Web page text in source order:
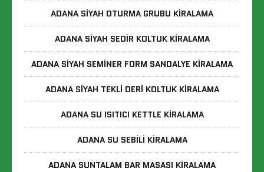
ADANA SIYAH OTURMA GRUBU KIRALAMA
ADANA SIYAH SEDIR KOLTUK KIRALAMA
ADANA SIYAH SEMINER FORM SANDALYE KIRALAMA
ADANA SIYAH TEKLI DERI KOLTUK KIRALAMA
ADANA SU ISITICI KETTLE KIRALAMA
ADANA SU SEBILI KIRALAMA
ADANA SUNTALAM BAR MASASI KIRALAMA